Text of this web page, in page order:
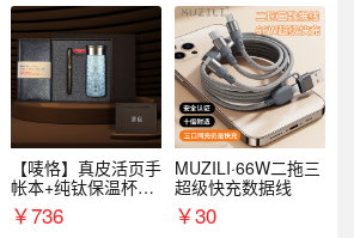
【唛恪】真皮活页手
帐本+纯钛保温杯
+檀木水笔
￥736
MUZILI·66W二拖三
超级快充数据线
￥30